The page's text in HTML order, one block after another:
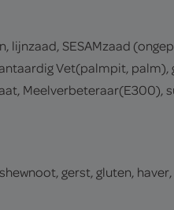
SESAMzaad
Vet(palmpit,
Meelverbeteraar(E300),
gerst, gluten,